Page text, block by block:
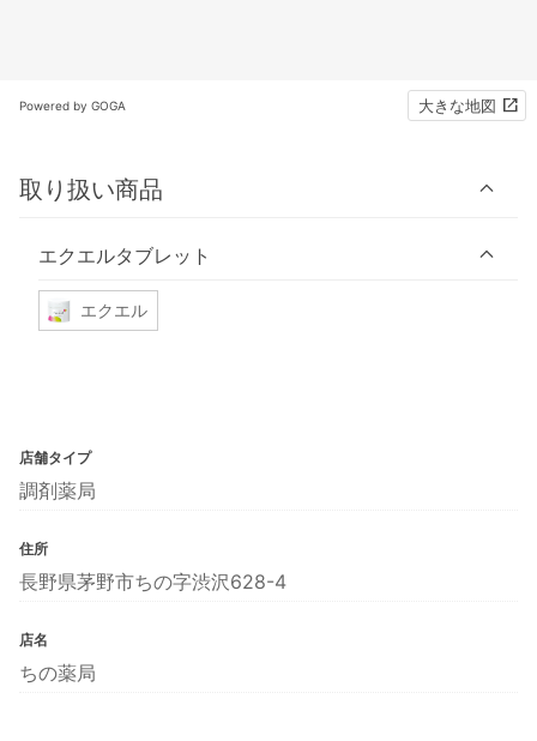
Powered by GOGA 大きな地図
取り扱い商品
エクエルタブレット
エクエル
店舗タイプ
調剤薬局
住所
長野県茅野市ちの字渋沢628-4
店名
ちの薬局